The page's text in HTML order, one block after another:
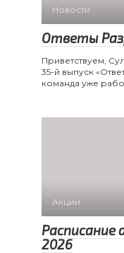
Новости
Ответы
Приветствуем,
35-й выпуск
команда уже
Акции
Расписание
2026